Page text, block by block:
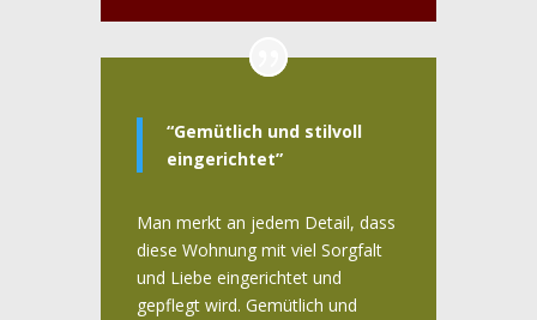
“Gemütlich und stilvoll
eingerichtet”
Man merkt an jedem Detail, dass
diese Wohnung mit viel Sorgfalt
und Liebe eingerichtet und
gepflegt wird. Gemütlich und